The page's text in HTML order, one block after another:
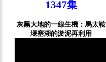
1347集
灰黑大地的一線生機：馬太鞍
堰塞湖的淤泥再利用